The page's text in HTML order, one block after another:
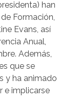
han
Formación,
Evans, así
Anual,
Además,
que se
y ha animado
e implicarse